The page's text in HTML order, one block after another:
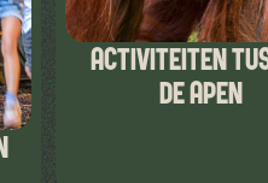
ACTIVITEITEN
DE APEN